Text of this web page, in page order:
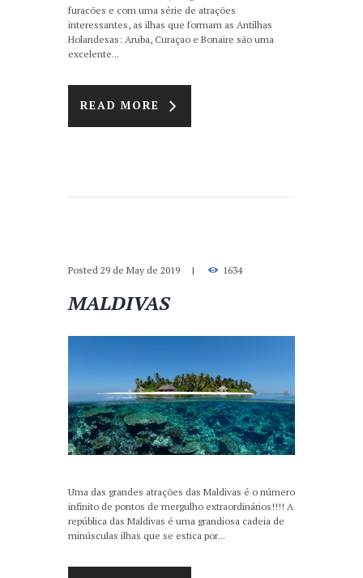
furacões e com uma série de atrações
interessantes, as ilhas que formam as Antilhas
Holandesas: Aruba, Curaçao e Bonaire são uma
excelente...
READ MORE
Posted 29 de May de 2019 1634
MALDIVAS
Uma das grandes atrações das Maldivas é o número
infinito de pontos de mergulho extraordinários!!!! A
república das Maldivas é uma grandiosa cadeia de
minúsculas ilhas que se estica por...